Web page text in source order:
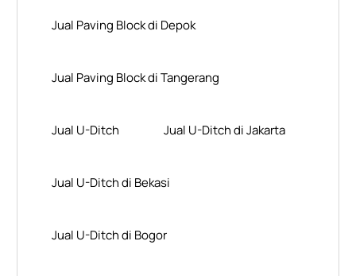
Jual Paving Block di Depok
Jual Paving Block di Tangerang
Jual U-Ditch Jual U-Ditch di Jakarta
Jual U-Ditch di Bekasi
Jual U-Ditch di Bogor